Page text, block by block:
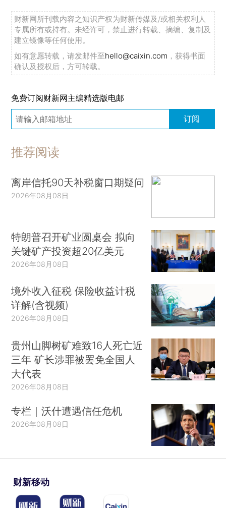
财新网所刊载内容之知识产权为财新传媒及/或相关权利人
专属所有或持有。未经许可，禁止进行转载、摘编、复制及
建立镜像等任何使用。
如有意愿转载，请发邮件至hello@caixin.com ，获得书面
确认及授权后，方可转载。
免费订阅财新网主编精选版电邮
订阅
推荐阅读
离岸信托90天补税窗口期疑问
2026年08月08日
特朗普召开矿业圆桌会 拟向
关键矿产投资超20亿美元
2026年08月08日
境外收入征税 保险收益计税
详解(含视频)
2026年08月08日
贵州山脚树矿难致16人死亡近
三年 矿长涉罪被罢免全国人
大代表
2026年08月08日
专栏｜沃什遭遇信任危机
2026年08月08日
财新移动